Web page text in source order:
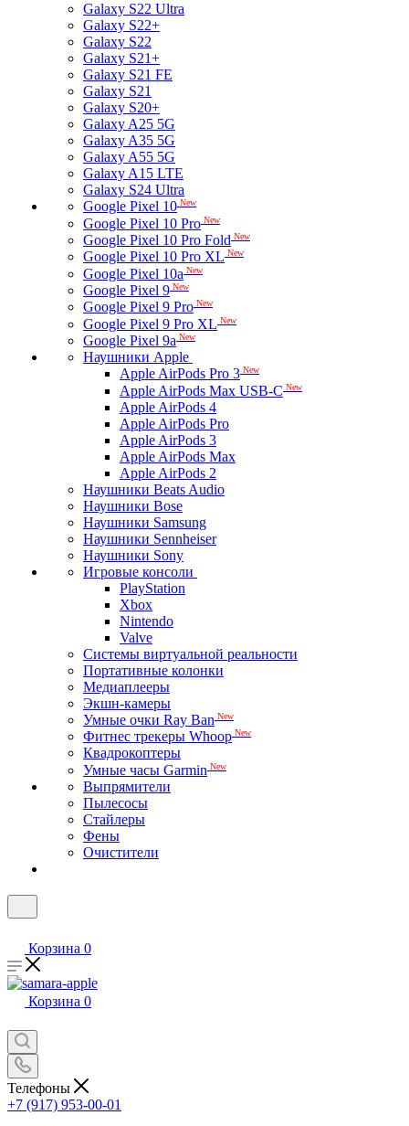
Galaxy S22 Ultra
Galaxy S22+
Galaxy S22
Galaxy S21+
Galaxy S21 FE
Galaxy S21
Galaxy S20+
Galaxy A25 5G
Galaxy A35 5G
Galaxy A55 5G
Galaxy A15 LTE
Galaxy S24 Ultra
Google Pixel 10 New
Google Pixel 10 Pro New
Google Pixel 10 Pro Fold New
Google Pixel 10 Pro XL New
Google Pixel 10a New
Google Pixel 9 New
Google Pixel 9 Pro New
Google Pixel 9 Pro XL New
Google Pixel 9a New
Наушники Apple
Apple AirPods Pro 3 New
Apple AirPods Max USB-C New
Apple AirPods 4
Apple AirPods Pro
Apple AirPods 3
Apple AirPods Max
Apple AirPods 2
Наушники Beats Audio
Наушники Bose
Наушники Samsung
Наушники Sennheiser
Наушники Sony
Игровые консоли
PlayStation
Xbox
Nintendo
Valve
Системы виртуальной реальности
Портативные колонки
Медиаплееры
Экшн-камеры
Умные очки Ray Ban New
Фитнес трекеры Whoop New
Квадрокоптеры
Умные часы Garmin New
Выпрямители
Пылесосы
Стайлеры
Фены
Очистители
Корзина 0
Корзина 0
Телефоны
+7 (917) 953-00-01